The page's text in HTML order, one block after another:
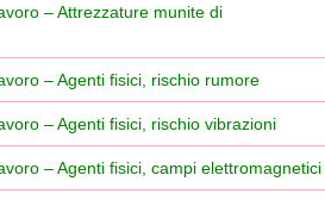
– Attrezzature munite di
– Agenti fisici, rischio rumore
– Agenti fisici, rischio vibrazioni
– Agenti fisici, campi elettromagnetici